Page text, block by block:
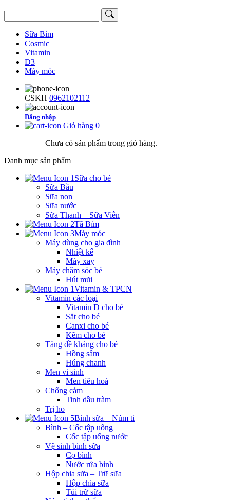
Sữa Bỉm
Cosmic
Vitamin
D3
Máy móc
CSKH 0962102112
Đăng nhập
Giỏ hàng 0
Chưa có sản phẩm trong giỏ hàng.
Danh mục sản phẩm
Sữa cho bé
Sữa Bầu
Sữa non
Sữa nước
Sữa Thanh – Sữa Viên
Tã Bỉm
Máy móc
Máy dùng cho gia đình
Nhiệt kế
Máy xay
Máy chăm sóc bé
Hút mũi
Vitamin & TPCN
Vitamin các loại
Vitamin D cho bé
Sắt cho bé
Canxi cho bé
Kẽm cho bé
Tăng đề kháng cho bé
Hồng sâm
Húng chanh
Men vi sinh
Men tiêu hoá
Chống cảm
Tinh dầu tràm
Trị ho
Bình sữa – Núm ti
Bình – Cốc tập uống
Cốc tập uống nước
Vệ sinh bình sữa
Cọ bình
Nước rửa bình
Hộp chia sữa – Trữ sữa
Hộp chia sữa
Túi trữ sữa